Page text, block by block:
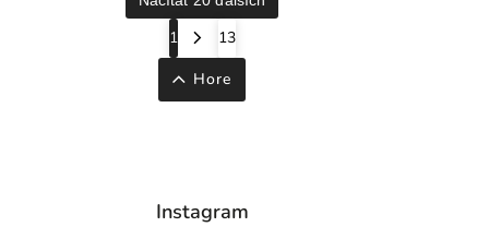
1
13
Hore
Instagram